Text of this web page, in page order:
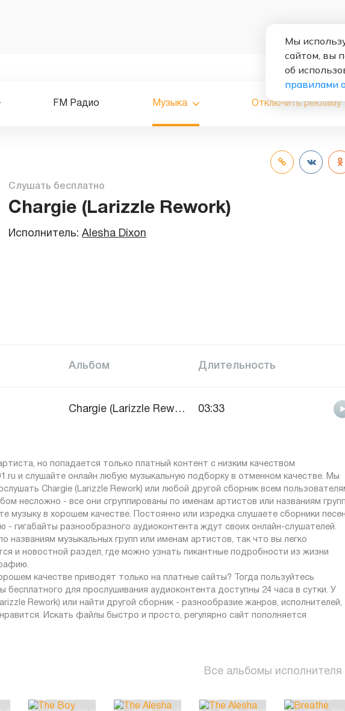
FM Радио Музыка Отключить рекламу
Слушать бесплатно
Chargie (Larizzle Rework)
Исполнитель: Alesha Dixon
Альбом Длительность
Chargie (Larizzle Rework) 03:33
но попадается только платный контент с низким качеством
и слушайте онлайн любую музыкальную подборку в отменном качестве. Мы
Chargie (Larizzle Rework) или любой другой сборник всем
несложно - все они сгруппированы по именам артистов или названиям
музыку в хорошем качестве. Постоянно или изредка слушаете сборники
- гигабайты разнообразного аудиоконтента ждут своих онлайн-слушателей.
названиям музыкальных групп или именам артистов, так что вы легко
и новостной раздел, где можно узнать пикантные подробности из жизни
качестве приводят только на платные сайты? Тогда пользуйтесь
бесплатного для прослушивания аудиоконтента доступны 24 часа в сутки. У
Rework) или найти другой сборник - разнообразие жанров, исполнителей,
Искать файлы быстро и просто, регулярно сайт пополняется
Все альбомы исполнителя
Мы
сайтом, вы
об
правилами